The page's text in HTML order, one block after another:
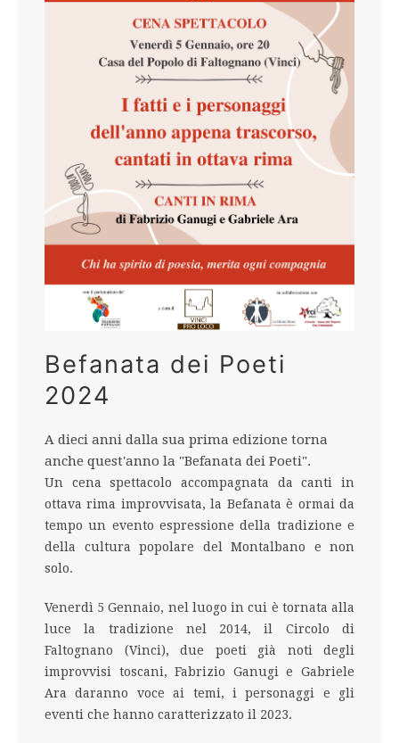
Befanata dei Poeti
2024
A dieci anni dalla sua prima edizione torna
anche quest'anno la "Befanata dei Poeti".
Un cena spettacolo accompagnata da canti in
ottava rima improvvisata, la Befanata è ormai da
tempo un evento espressione della tradizione e
della cultura popolare del Montalbano e non
solo.
Venerdì 5 Gennaio, nel luogo in cui è tornata alla
luce la tradizione nel 2014, il Circolo di
Faltognano (Vinci), due poeti già noti degli
improvvisi toscani, Fabrizio Ganugi e Gabriele
Ara daranno voce ai temi, i personaggi e gli
eventi che hanno caratterizzato il 2023.